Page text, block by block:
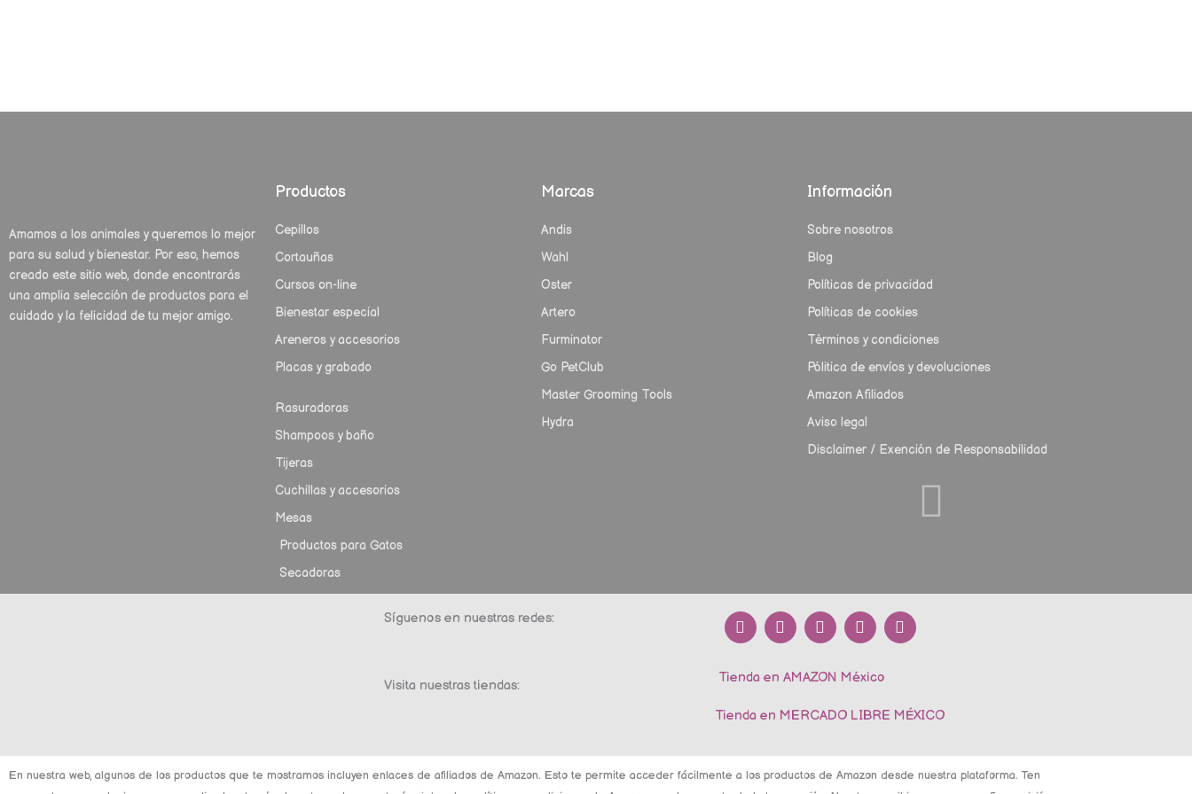
Amamos a los animales y queremos lo mejor
para su salud y bienestar. Por eso, hemos
creado este sitio web, donde encontrarás
una amplia selección de productos para el
cuidado y la felicidad de tu mejor amigo.
Productos
Cepillos
Cortauñas
Cursos on-line
Bienestar especial
Areneros y accesorios
Placas y grabado
Rasuradoras
Shampoos y baño
Tijeras
Cuchillas y accesorios
Mesas
Productos para Gatos
Secadoras
Marcas
Andis
Wahl
Oster
Artero
Furminator
Go PetClub
Master Grooming Tools
Hydra
Información
Sobre nosotros
Blog
Políticas de privacidad
Políticas de cookies
Términos y condiciones
Pólitica de envíos y devoluciones
Amazon Afiliados
Aviso legal
Disclaimer / Exención de Responsabilidad
Síguenos en nuestras redes:
F
a
b
o
I
n
a
r
Y
o
u
e
P
i
e
e
T
i
Visita nuestras tiendas: Tienda en AMAZON México
Tienda en MERCADO LIBRE MÉXICO
En nuestra web, algunos de los productos que te mostramos incluyen enlaces de afiliados de Amazon. Esto te permite acceder fácilmente a los productos de Amazon desde nuestra plataforma. Ten